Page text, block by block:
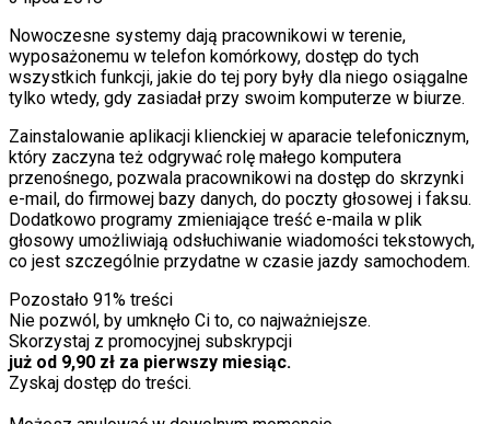
Nowoczesne systemy dają pracownikowi w terenie,
wyposażonemu w telefon komórkowy, dostęp do tych
wszystkich funkcji, jakie do tej pory były dla niego osiągalne
tylko wtedy, gdy zasiadał przy swoim komputerze w biurze.
Zainstalowanie aplikacji klienckiej w aparacie telefonicznym,
który zaczyna też odgrywać rolę małego komputera
przenośnego, pozwala pracownikowi na dostęp do skrzynki
e-mail, do firmowej bazy danych, do poczty głosowej i faksu.
Dodatkowo programy zmieniające treść e-maila w plik
głosowy umożliwiają odsłuchiwanie wiadomości tekstowych,
co jest szczególnie przydatne w czasie jazdy samochodem.
Pozostało 91% treści
Nie pozwól, by umknęło Ci to, co najważniejsze.
Skorzystaj z promocyjnej subskrypcji
już od 9,90 zł za pierwszy miesiąc.
Zyskaj dostęp do treści.